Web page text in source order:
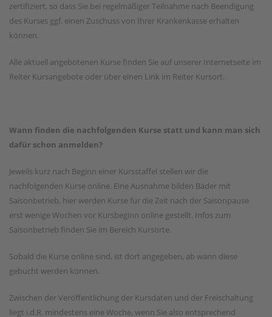
zertifiziert, so dass Sie bei regelmäßiger Teilnahme nach Beendigung
des Kurses ggf. einen Zuschuss von Ihrer Krankenkasse erhalten
können.
Alle aktuell angebotenen Kurse finden Sie auf unserer Internetseite im
Reiter Kursangebote oder über einen Link im Reiter Kursort.
Wann finden die nachfolgenden Kurse statt und kann man sich
dafür schon anmelden?
Jeweils kurz nach Beginn einer Kursstaffel stellen wir die
nachfolgenden Kurse online. Eine Ausnahme bilden Bäder mit
Saisonbetrieb, hier werden Kurse für die Zeit nach der Saisonpause
erst wenige Wochen vor Kursbeginn online gestellt. Infos zum
Saisonbetrieb finden Sie im Bereich Kursorte.
Sobald die Kurse online sind, ist dort angegeben, ab wann diese
gebucht werden können.
Zwischen der Veröffentlichung der Kursdaten und der Freischaltung
liegt i.d.R. mindestens eine Woche, wenn Sie also entsprechend